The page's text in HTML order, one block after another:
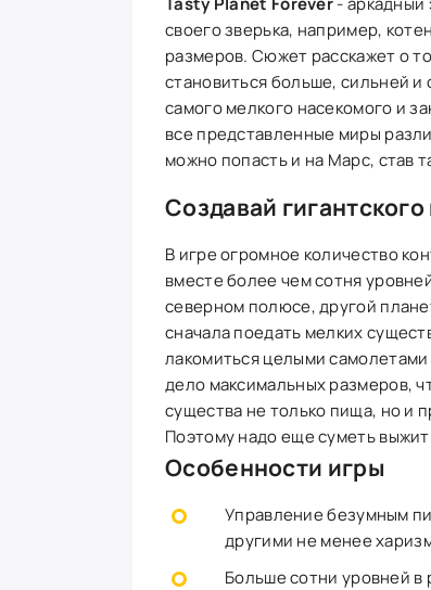
своего зверька, например,
размеров. Сюжет расскажет о
становиться больше, сильней и
самого мелкого насекомого и
все представленные миры
можно попасть и на Марс, став
Создавай
В игре огромное количество
вместе более чем сотня
северном полюсе, другой
сначала поедать мелких
лакомиться целыми
дело максимальных размеров,
существа не только пища, но и
Поэтому надо еще суметь
Особенности игры
Управление безумным
другими не менее
Больше сотни уровней